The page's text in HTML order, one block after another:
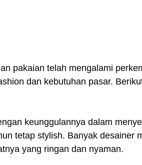
pakaian telah mengalami
dan kebutuhan pasar.
keunggulannya dalam
tetap stylish. Banyak desainer
yang ringan dan nyaman.